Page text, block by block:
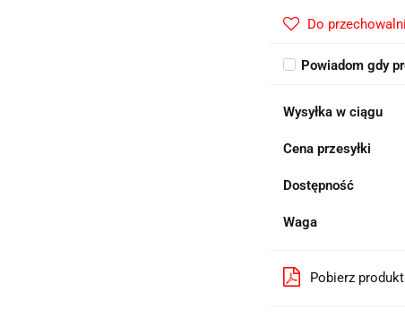
Do przechowalni
Powiadom gdy
Wysyłka w ciągu
Cena przesyłki
Dostępność
Waga
Pobierz